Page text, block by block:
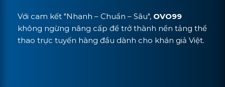
Với cam kết "Nhanh – Chuẩn – Sâu", OVO99
không ngừng nâng cấp để trở thành nền tảng thể
thao trực tuyến hàng đầu dành cho khán giả Việt.